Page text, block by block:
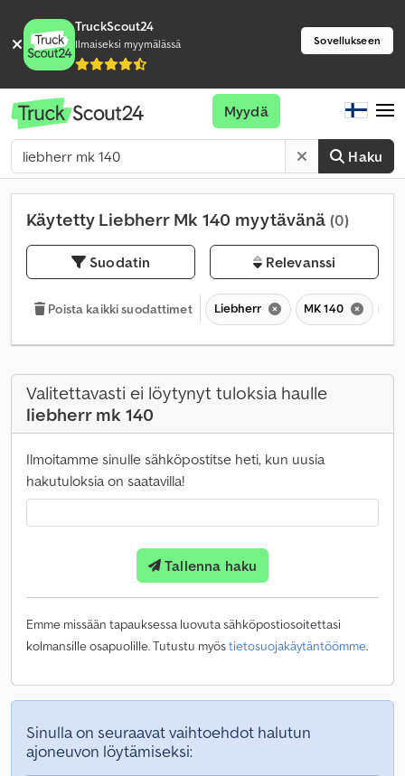
TruckScout24
Ilmaiseksi myymälässä Sovellukseen
Haku
Myydä
Käytetty Liebherr Mk 140 myytävänä (0)
Suodatin Relevanssi
Poista kaikki suodattimet Liebherr MK 140
Valitettavasti ei löytynyt tuloksia haulle
liebherr mk 140
Ilmoitamme sinulle sähköpostitse heti, kun uusia
hakutuloksia on saatavilla!
Tallenna haku
Emme missään tapauksessa luovuta sähköpostiosoitettasi
kolmansille osapuolille. Tutustu myöstietosuojakäytäntöömme.
Sinulla on seuraavat vaihtoehdot halutun
ajoneuvon löytämiseksi: